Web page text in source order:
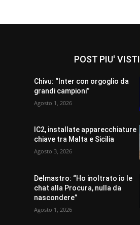
POST PIU' VISTI
Chivu: “Inter con orgoglio da
grandi campioni”
Agosto 1, 2026
IC2, installate apparecchiature
chiave tra Malta e Sicilia
Agosto 3, 2026
Delmastro: “Ho inoltrato io le
chat alla Procura, nulla da
nascondere”
Agosto 1, 2026